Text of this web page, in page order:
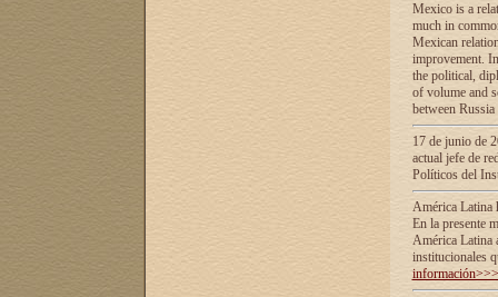
Mexico is a
much in
Mexican
improvement.
the political,
of volume and
between
17 de junio de
actual jefe de
Políticos del
América Latina
En la presente
América Latina
institucionales
información>>>